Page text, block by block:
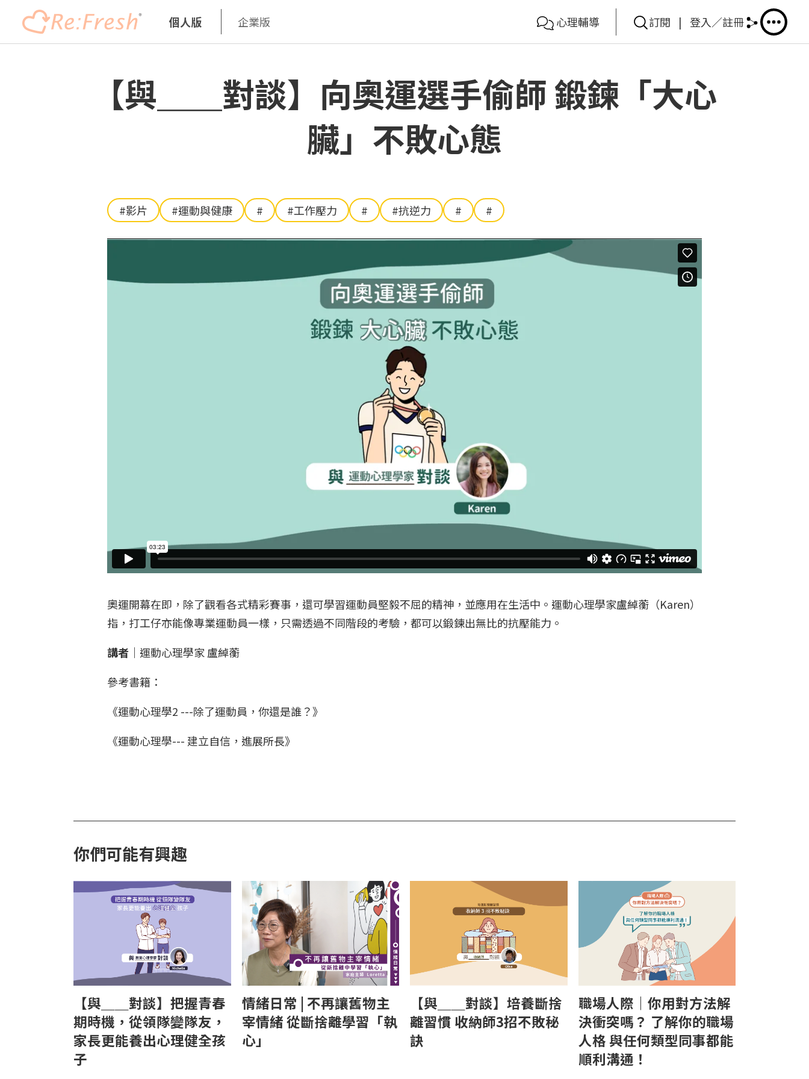
個人版 企業版 心理輔導 訂閱 | 登入／註冊
【與＿＿對談】向奧運選手偷師 鍛鍊「大心
臟」不敗心態
#影片 #運動與健康 # #工作壓力 # #抗逆力 # #
奧運開幕在即，除了觀看各式精彩賽事，還可學習運動員堅毅不屈的精神，並應用在生活中。運動心理學家盧綽蘅（Karen）
指，打工仔亦能像專業運動員一樣，只需透過不同階段的考驗，都可以鍛鍊出無比的抗壓能力。
講者｜ 運動心理學家 盧綽蘅
參考書籍：
《運動心理學2 ---除了運動員，你還是誰？》
《運動心理學--- 建立自信，進展所長》
你們可能有興趣
【與＿＿對談】把握青春
期時機，從領隊變隊友，
家長更能養出心理健全孩
子
情緒日常 | 不再讓舊物主
宰情緒 從斷捨離學習「執
心」
【與＿＿對談】培養斷捨
離習慣 收納師3招不敗秘
訣
職場人際｜你用對方法解
決衝突嗎？ 了解你的職場
人格 與任何類型同事都能
順利溝通！